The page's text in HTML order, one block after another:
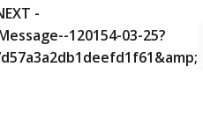
-
120154-03-25?